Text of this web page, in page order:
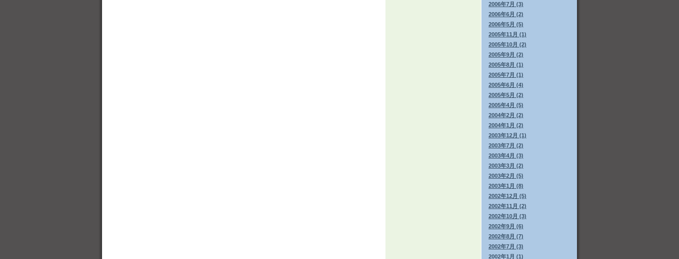
2006年7月 (3)
2006年6月 (2)
2006年5月 (5)
2005年11月 (1)
2005年10月 (2)
2005年9月 (2)
2005年8月 (1)
2005年7月 (1)
2005年6月 (4)
2005年5月 (2)
2005年4月 (5)
2004年2月 (2)
2004年1月 (2)
2003年12月 (1)
2003年7月 (2)
2003年4月 (3)
2003年3月 (2)
2003年2月 (5)
2003年1月 (8)
2002年12月 (5)
2002年11月 (2)
2002年10月 (3)
2002年9月 (6)
2002年8月 (7)
2002年7月 (3)
2002年1月 (1)